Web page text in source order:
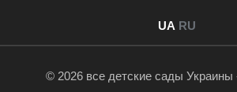
UA RU
© 2026 все детские сады Украины